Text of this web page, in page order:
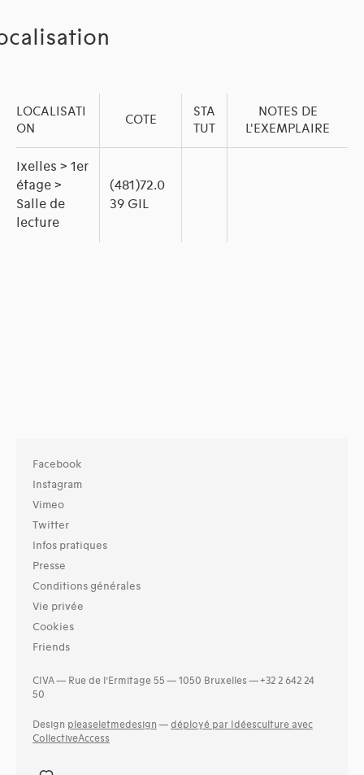
LOCALISATI
ON
COTE
STA
TUT
NOTES DE
L'EXEMPLAIRE
Ixelles > 1er
étage >
Salle de
lecture
(481)72.0
39 GIL
Facebook
Instagram
Vimeo
Twitter
Infos pratiques
Presse
Conditions générales
Vie privée
Cookies
Friends
CIVA — Rue de l’Ermitage 55 — 1050 Bruxelles — +32 2 642 24
50
Design pleaseletmedesign — déployé par Idéesculture avec
CollectiveAccess